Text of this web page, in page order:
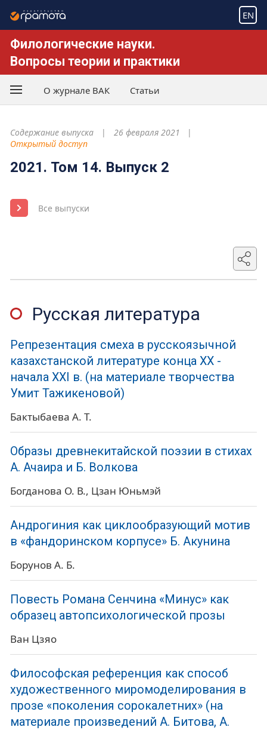
EN
Филологические науки.
Вопросы теории и практики
О журнале ВАК Статьи
Содержание выпуска
26 февраля 2021
Открытый доступ
2021. Том 14. Выпуск 2
Все выпуски
Русская литература
Репрезентация смеха в русскоязычной
казахстанской литературе конца ХХ -
начала XXI в. (на материале творчества
Умит Тажикеновой)
Бактыбаева А. Т.
Образы древнекитайской поэзии в стихах
А. Ачаира и Б. Волкова
Богданова О. В. Цзан Юньмэй
Андрогиния как циклообразующий мотив
в «фандоринском корпусе» Б. Акунина
Борунов А. Б.
Повесть Романа Сенчина «Минус» как
образец автопсихологической прозы
Ван Цзяо
Философская референция как способ
художественного миромоделирования в
прозе «поколения сорокалетних» (на
материале произведений А. Битова, А.